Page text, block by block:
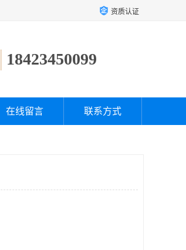
资质认证
18423450099
在线留言 联系方式